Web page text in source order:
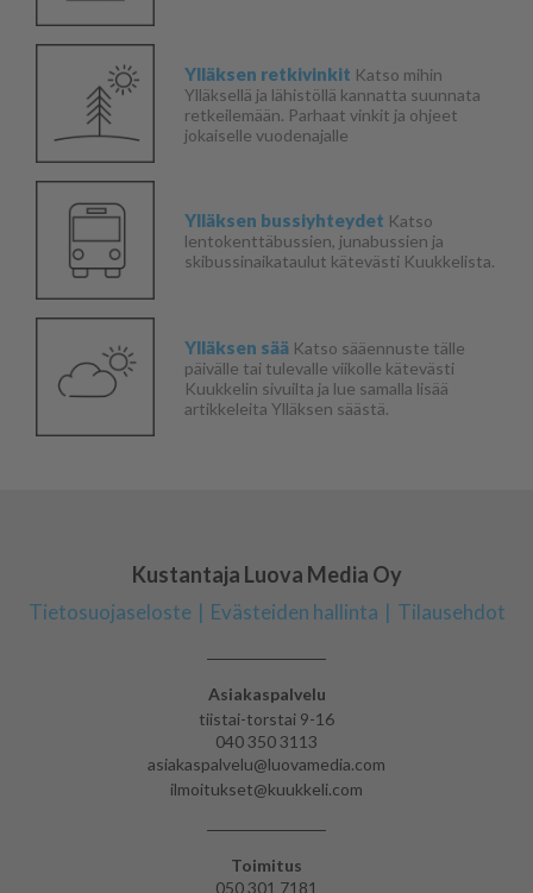
Ylläksen retkivinkit Katso mihin
Ylläksellä ja lähistöllä kannatta suunnata
retkeilemään. Parhaat vinkit ja ohjeet
jokaiselle vuodenajalle
Ylläksen bussiyhteydet Katso
lentokenttäbussien, junabussien ja
skibussinaikataulut kätevästi Kuukkelista.
Ylläksen sää Katso sääennuste tälle
päivälle tai tulevalle viikolle kätevästi
Kuukkelin sivuilta ja lue samalla lisää
artikkeleita Ylläksen säästä.
Kustantaja Luova Media Oy
Tietosuojaseloste Evästeiden hallinta Tilausehdot
Asiakaspalvelu
tiistai-torstai 9-16
040 350 3113
asiakaspalvelu@luovamedia.com
ilmoitukset@kuukkeli.com
Toimitus
050 301 7181